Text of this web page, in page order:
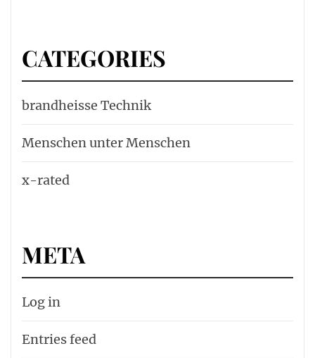
CATEGORIES
brandheisse Technik
Menschen unter Menschen
x-rated
META
Log in
Entries feed